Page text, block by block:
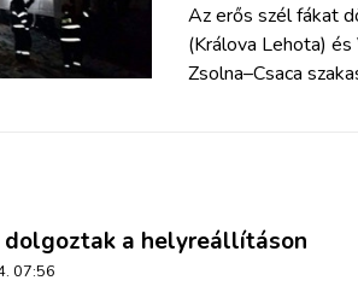
Az erős szél fákat
(Králova Lehota)
Zsolna–Csaca
a helyreállításon
07:56